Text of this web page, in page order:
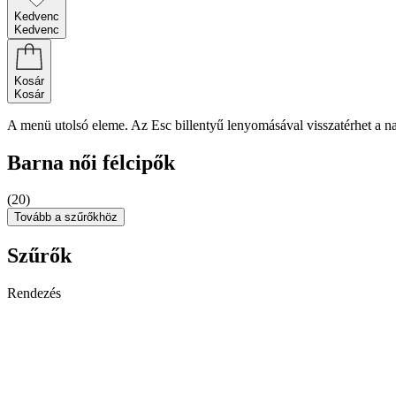
Kedvenc
Kedvenc
Kosár
Kosár
A menü utolsó eleme. Az Esc billentyű lenyomásával visszatérhet a
Barna női félcipők
(20)
Tovább a szűrőkhöz
Szűrők
Rendezés